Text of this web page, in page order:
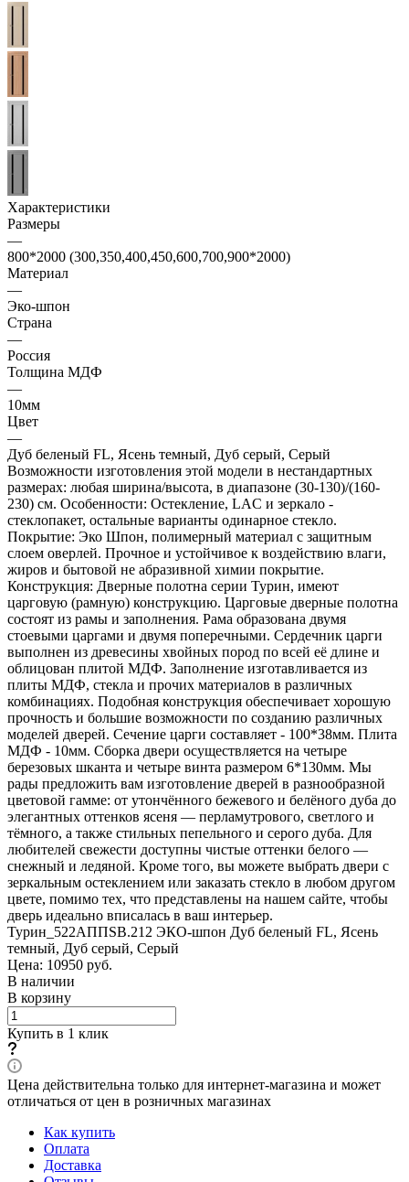
Характеристики
Размеры
—
800*2000 (300,350,400,450,600,700,900*2000)
Материал
—
Эко-шпон
Страна
—
Россия
Толщина МДФ
—
10мм
Цвет
—
Дуб беленый FL, Ясень темный, Дуб серый, Серый
Возможности изготовления этой модели в нестандартных
размерах: любая ширина/высота, в диапазоне (30-130)/(160-
230) см. Особенности: Остекление, LAC и зеркало -
стеклопакет, остальные варианты одинарное стекло.
Покрытие: Эко Шпон, полимерный материал с защитным
слоем оверлей. Прочное и устойчивое к воздействию влаги,
жиров и бытовой не абразивной химии покрытие.
Конструкция: Дверные полотна серии Турин, имеют
царговую (рамную) конструкцию. Царговые дверные полотна
состоят из рамы и заполнения. Рама образована двумя
стоевыми царгами и двумя поперечными. Сердечник царги
выполнен из древесины хвойных пород по всей её длине и
облицован плитой МДФ. Заполнение изготавливается из
плиты МДФ, стекла и прочих материалов в различных
комбинациях. Подобная конструкция обеспечивает хорошую
прочность и большие возможности по созданию различных
моделей дверей. Сечение царги составляет - 100*38мм. Плита
МДФ - 10мм. Сборка двери осуществляется на четыре
березовых шканта и четыре винта размером 6*130мм. Мы
рады предложить вам изготовление дверей в разнообразной
цветовой гамме: от утончённого бежевого и белёного дуба до
элегантных оттенков ясеня — перламутрового, светлого и
тёмного, а также стильных пепельного и серого дуба. Для
любителей свежести доступны чистые оттенки белого —
снежный и ледяной. Кроме того, вы можете выбрать двери с
зеркальным остеклением или заказать стекло в любом другом
цвете, помимо тех, что представлены на нашем сайте, чтобы
дверь идеально вписалась в ваш интерьер.
Турин_522AППSB.212 ЭКО-шпон Дуб беленый FL, Ясень
темный, Дуб серый, Серый
Цена: 10950 руб.
В наличии
В корзину
Купить в 1 клик
Цена действительна только для интернет-магазина и может
отличаться от цен в розничных магазинах
Как купить
Оплата
Доставка